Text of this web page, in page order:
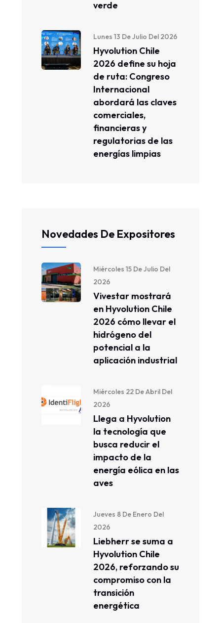
verde
Lunes 13 De Julio Del 2026
Hyvolution Chile
2026 define su hoja
de ruta: Congreso
Internacional
abordará las claves
comerciales,
financieras y
regulatorias de las
energías limpias
Novedades De Expositores
Miércoles 15 De Julio Del
2026
Vivestar mostrará
en Hyvolution Chile
2026 cómo llevar el
hidrógeno del
potencial a la
aplicación industrial
Miércoles 22 De Abril Del
2026
Llega a Hyvolution
la tecnología que
busca reducir el
impacto de la
energía eólica en las
aves
Jueves 8 De Enero Del
2026
Liebherr se suma a
Hyvolution Chile
2026, reforzando su
compromiso con la
transición
energética